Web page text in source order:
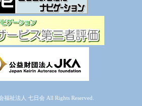
福祉法人 七日会 All Rights Reserved.